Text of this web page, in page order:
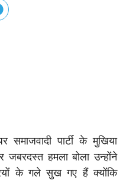
पार्टी के मुखिया
हमला बोला उन्होंने
के गले सुख गए हैं क्योंकि